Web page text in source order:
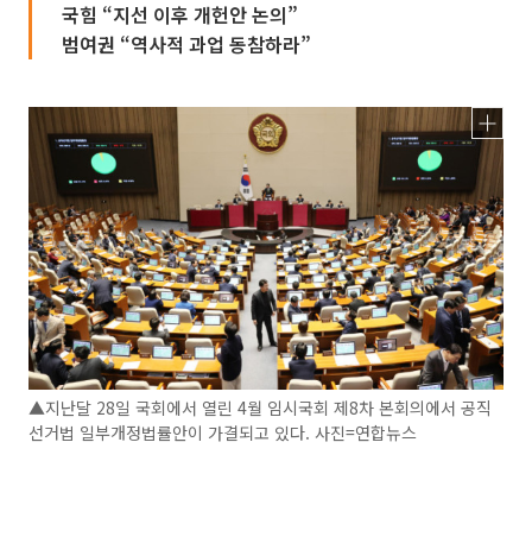
국힘 “지선 이후 개헌안 논의”
범여권 “역사적 과업 동참하라”
▲지난달 28일 국회에서 열린 4월 임시국회 제8차 본회의에서 공직
선거법 일부개정법률안이 가결되고 있다. 사진=연합뉴스